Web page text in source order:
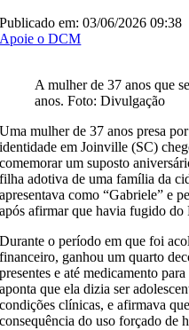
Publicado em: 03/06/2026 09:38
Apoie o DCM
A mulher de 37 anos que
anos. Foto: Divulgação
Uma mulher de 37 anos presa
identidade em Joinville (SC)
comemorar um suposto
filha adotiva de uma família da
apresentava como “Gabriele” e
após afirmar que havia fugido do
Durante o período em que foi
financeiro, ganhou um quarto
presentes e até medicamento
aponta que ela dizia ser
condições clínicas, e afirmava
consequência do uso forçado de